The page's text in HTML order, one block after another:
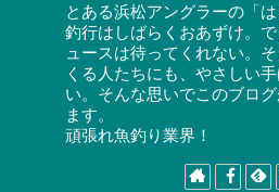
とある浜松アングラーの「は
釣行はしばらくおあずけ。
ュースは待ってくれない。
くる人たちにも、やさしい
い。そんな思いでこのブロ
ます。
頑張れ魚釣り業界！